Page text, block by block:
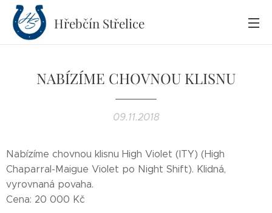
Hřebčín Střelice
NABÍZÍME CHOVNOU KLISNU
09.11.2018
Nabízíme chovnou klisnu High Violet (ITY) (High
Chaparral-Maigue Violet po Night Shift). Klidná,
vyrovnaná povaha.
Cena: 20 000 Kč